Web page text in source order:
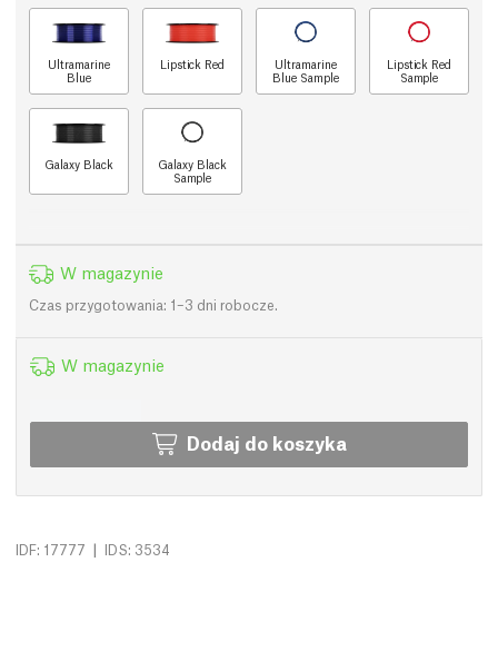
Ultramarine
Blue
Lipstick Red
Ultramarine
Blue Sample
Lipstick Red
Sample
Galaxy Black
Galaxy Black
Sample
W magazynie
Czas przygotowania: 1–3 dni robocze.
W magazynie
Dodaj do koszyka
IDF: 17777 | IDS: 3534